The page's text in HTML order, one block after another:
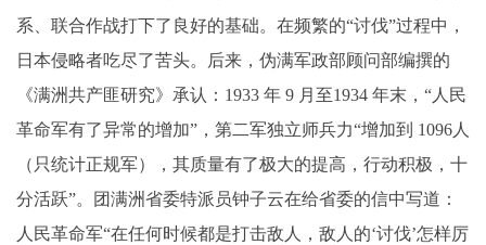
系、联合作战打下了良好的基础。在频繁的“讨伐”过程中，
日本侵略者吃尽了苦头。后来，伪满军政部顾问部编撰的
《满洲共产匪研究》承认：1933 年 9 月至1934 年末，“人民
革命军有了异常的增加”，第二军独立师兵力“增加到 1096人
（只统计正规军），其质量有了极大的提高，行动积极，十
分活跃”。团满洲省委特派员钟子云在给省委的信中写道：
人民革命军“在任何时候都是打击敌人，敌人的‘讨伐’怎样厉